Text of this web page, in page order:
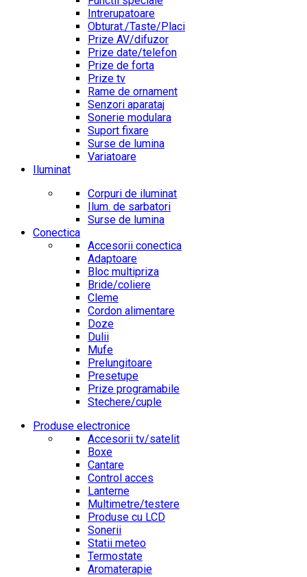
Intrerupatoare
Obturat./Taste/Placi
Prize AV/difuzor
Prize date/telefon
Prize de forta
Prize tv
Rame de ornament
Senzori aparataj
Sonerie modulara
Suport fixare
Surse de lumina
Variatoare
Iluminat
Corpuri de iluminat
Ilum. de sarbatori
Surse de lumina
Conectica
Accesorii conectica
Adaptoare
Bloc multipriza
Bride/coliere
Cleme
Cordon alimentare
Doze
Dulii
Mufe
Prelungitoare
Presetupe
Prize programabile
Stechere/cuple
Produse electronice
Accesorii tv/satelit
Boxe
Cantare
Control acces
Lanterne
Multimetre/testere
Produse cu LCD
Sonerii
Statii meteo
Termostate
Aromaterapie